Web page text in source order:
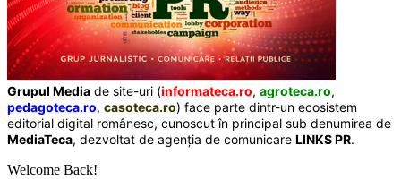
Grupul Media de site-uri (informateca.ro, agroteca.ro,
pedagoteca.ro, casoteca.ro) face parte dintr-un ecosistem
editorial digital românesc, cunoscut în principal sub denumirea de
MediaTeca, dezvoltat de agenția de comunicare LINKS PR.
Welcome Back!